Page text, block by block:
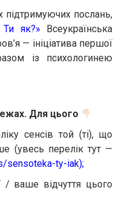
підтримуючих послань,
Ти як?» Всеукраїнська
— ініціатива першої
із психологинею
Для цього
сенсів той (ті), що
(увесь перелік тут —
sensoteka-ty-iak);
/ ваше відчуття цього